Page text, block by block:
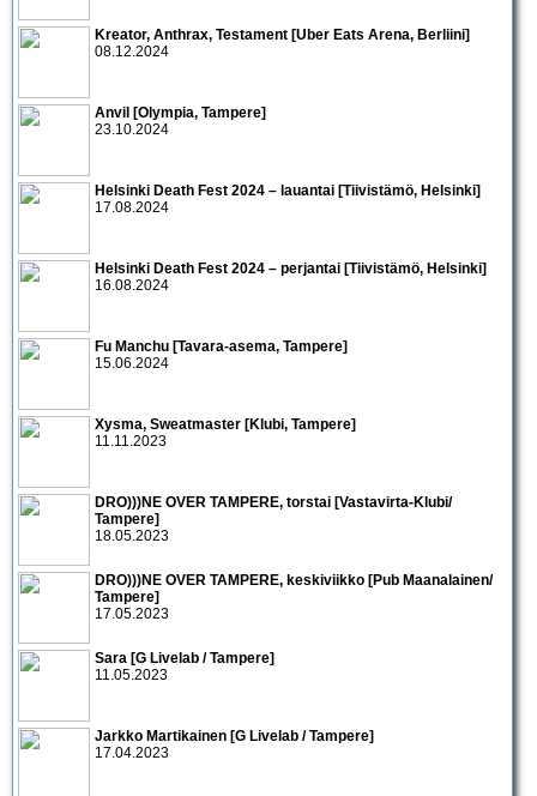
Kreator, Anthrax, Testament [Uber Eats Arena, Berliini]
08.12.2024
Anvil [Olympia, Tampere]
23.10.2024
Helsinki Death Fest 2024 – lauantai [Tiivistämö, Helsinki]
17.08.2024
Helsinki Death Fest 2024 – perjantai [Tiivistämö, Helsinki]
16.08.2024
Fu Manchu [Tavara-asema, Tampere]
15.06.2024
Xysma, Sweatmaster [Klubi, Tampere]
11.11.2023
DRO)))NE OVER TAMPERE, torstai [Vastavirta-Klubi/
Tampere]
18.05.2023
DRO)))NE OVER TAMPERE, keskiviikko [Pub Maanalainen/
Tampere]
17.05.2023
Sara [G Livelab / Tampere]
11.05.2023
Jarkko Martikainen [G Livelab / Tampere]
17.04.2023